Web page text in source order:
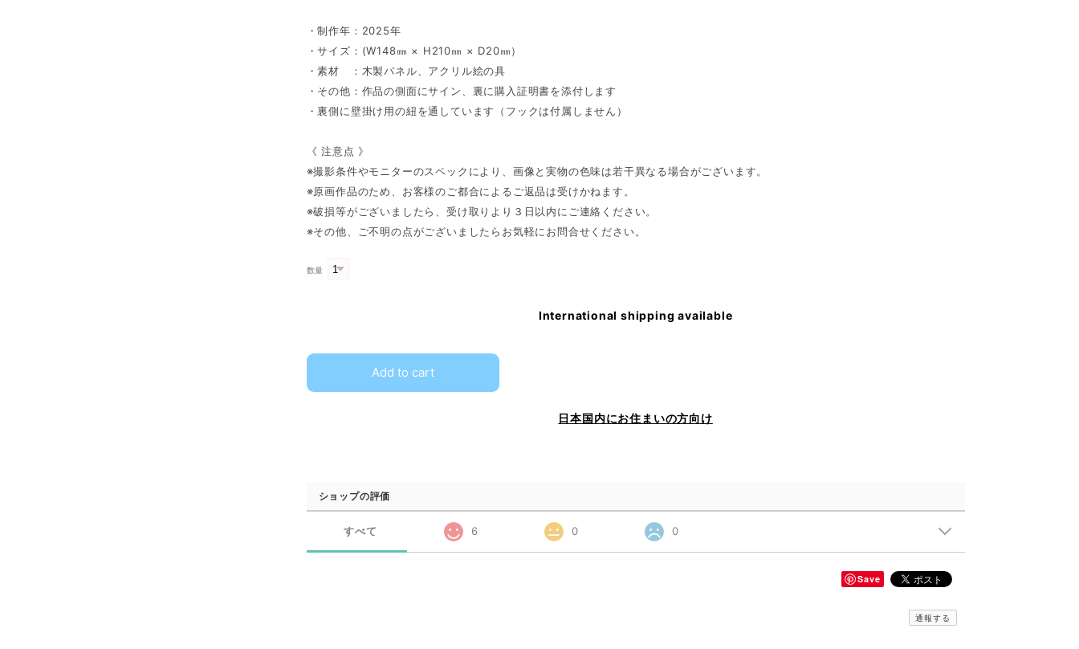
・制作年：2025年
・サイズ：(W148㎜ × H210㎜ × D20㎜）
・素材 ：木製パネル、アクリル絵の具
・その他：作品の側面にサイン、裏に購入証明書を添付します
・裏側に壁掛け用の紐を通しています（フックは付属しません）
《 注意点 》
※撮影条件やモニターのスペックにより、画像と実物の色味は若干異なる場合がございます。
※原画作品のため、お客様のご都合によるご返品は受けかねます。
※破損等がございましたら、受け取りより３日以内にご連絡ください。
※その他、ご不明の点がございましたらお気軽にお問合せください。
数量
International shipping available
Add to cart
日本国内にお住まいの方向け
ショップの評価
すべて 6 0 0
Save
通報する